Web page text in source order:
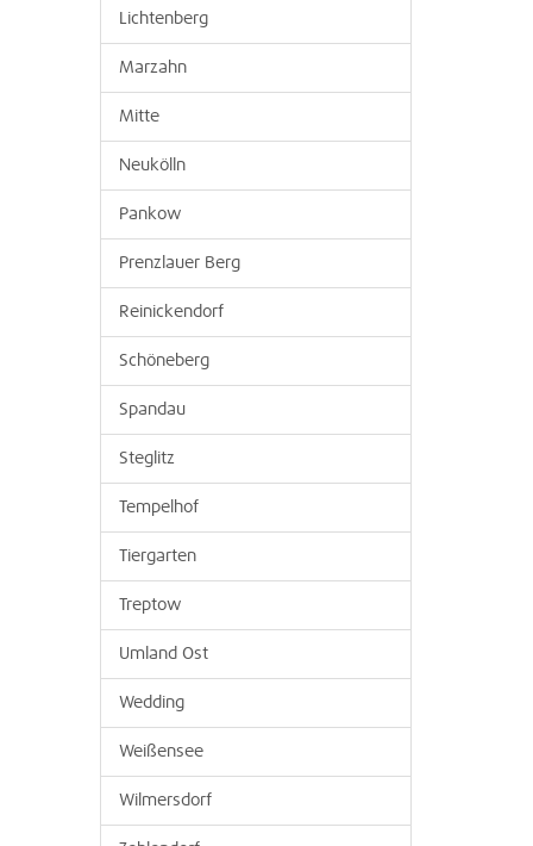
Lichtenberg
Marzahn
Mitte
Neukölln
Pankow
Prenzlauer Berg
Reinickendorf
Schöneberg
Spandau
Steglitz
Tempelhof
Tiergarten
Treptow
Umland Ost
Wedding
Weißensee
Wilmersdorf